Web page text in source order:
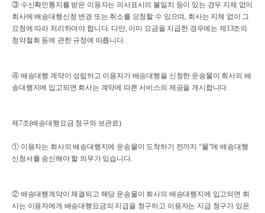
③ 수신확인통지를 받은 이용자는 의사표시의 불일치 등이 있는 경우 지체 없이
회사에 배송대행신청 변경 또는 취소를 요청할 수 있으며, 회사는 지체 없이 그
요청에 따라 처리하여야 합니다. 다만, 이미 요금을 지급한 경우에는 제13조의
청약철회 등에 관한 규정에 따릅니다.
④ 배송대행 계약이 성립하고 이용자가 배송대행을 신청한 운송물이 회사의 배
송대행지에 입고되면 회사는 계약에 따른 서비스의 제공을 개시합니다.
제7조(배송대행요금 청구와 보관료)
① 이용자는 회사의 배송대행지에 운송물이 도착하기 전까지 “몰”에 배송대행
신청서를 송신해야 할 의무가 있습니다.
② 배송대행계약이 체결되고 해당 운송물이 회사의 배송대행지에 입고되면 회
사는 이용자에게 배송대행요금의 지급을 청구하고 이용자는 지급 청구가 있은